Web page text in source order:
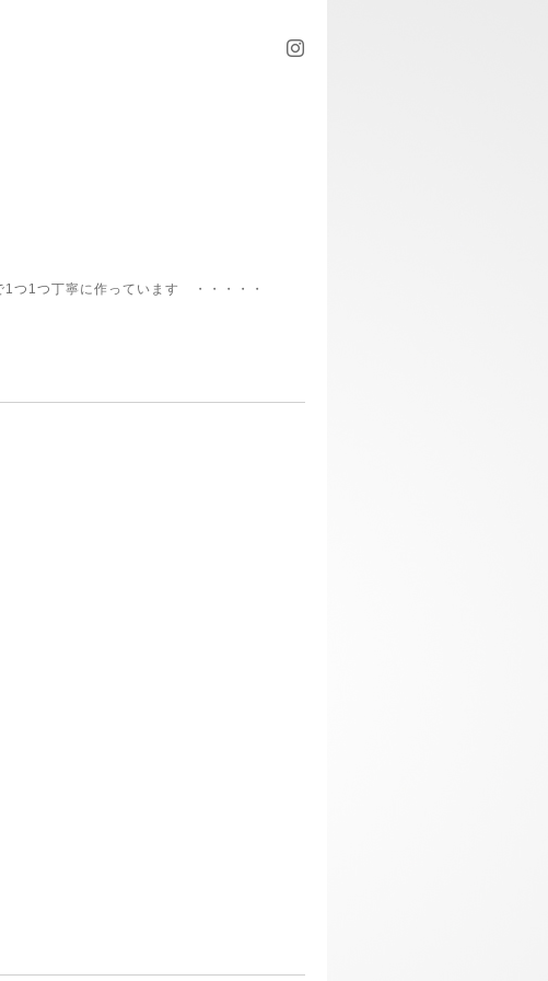
1つ丁寧に作っています ・・・・・